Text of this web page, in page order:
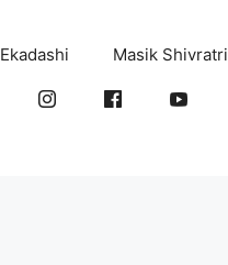
Ekadashi Masik Shivratri